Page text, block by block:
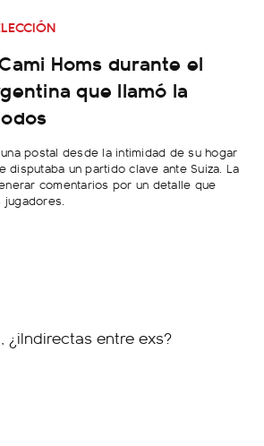
Homs durante el
que llamó la
postal desde la intimidad de su hogar
disputaba un partido clave ante Suiza. La
comentarios por un detalle que
jugadores.